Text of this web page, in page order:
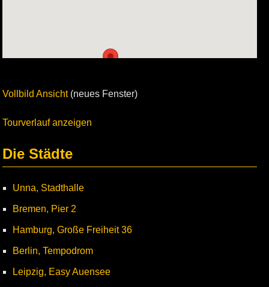
Vollbild Ansicht(neues Fenster)
Tourverlauf anzeigen
Die Städte
Unna, Stadthalle
Bremen, Pier 2
Hamburg, Große Freiheit 36
Berlin, Tempodrom
Leipzig, Easy Auensee